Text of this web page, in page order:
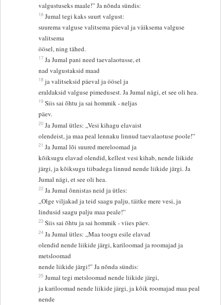
valgustuseks maale!” Ja nõnda sündis:
16 Jumal tegi kaks suurt valgust:
suurema valguse valitsema päeval ja väiksema valguse
valitsema
öösel, ning tähed.
17 Ja Jumal pani need taevalaotusse, et
nad valgustaksid maad
18 ja valitseksid päeval ja öösel ja
eraldaksid valguse pimedusest. Ja Jumal nägi, et see oli hea.
19 Siis sai õhtu ja sai hommik - neljas
päev.
20 Ja Jumal ütles: „Vesi kihagu elavaist
olendeist, ja maa peal lennaku linnud taevalaotuse poole!”
21 Ja Jumal lõi suured mereloomad ja
kõiksugu elavad olendid, kellest vesi kihab, nende liikide
järgi, ja kõiksugu tiibadega linnud nende liikide järgi. Ja
Jumal nägi, et see oli hea.
22 Ja Jumal õnnistas neid ja ütles:
„Olge viljakad ja teid saagu palju, täitke mere vesi, ja
lindusid saagu palju maa peale!”
23 Siis sai õhtu ja sai hommik - viies päev.
24 Ja Jumal ütles: „Maa toogu esile elavad
olendid nende liikide järgi, kariloomad ja roomajad ja
metsloomad
nende liikide järgi!” Ja nõnda sündis:
25 Jumal tegi metsloomad nende liikide järgi,
ja kariloomad nende liikide järgi, ja kõik roomajad maa peal
nende